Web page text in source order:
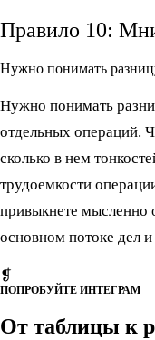
Правило 10:
Нужно понимать
Нужно понимать
отдельных операций.
сколько в нем
трудоемкости
привыкнете мысленно
основном потоке дел
❡
ПОПРОБУЙТЕ ИНТЕГРАМ
От таблицы к